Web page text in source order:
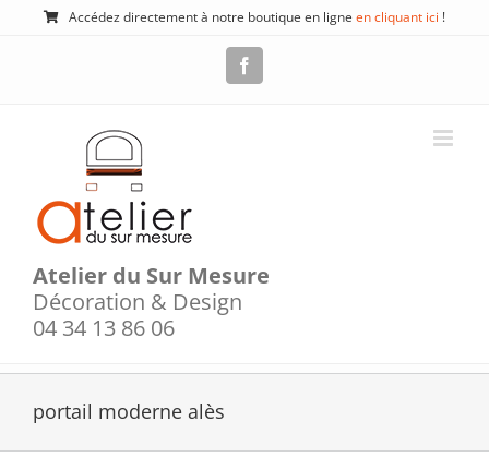
Passer
Accédez directement à notre boutique en ligne en cliquant ici !
Atelier du Sur Mesure
Décoration & Design
04 34 13 86 06
portail moderne alès